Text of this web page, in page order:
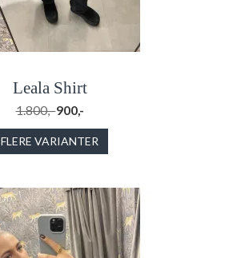
Leala Shirt
1.800,-900,-
FLERE VARIANTER